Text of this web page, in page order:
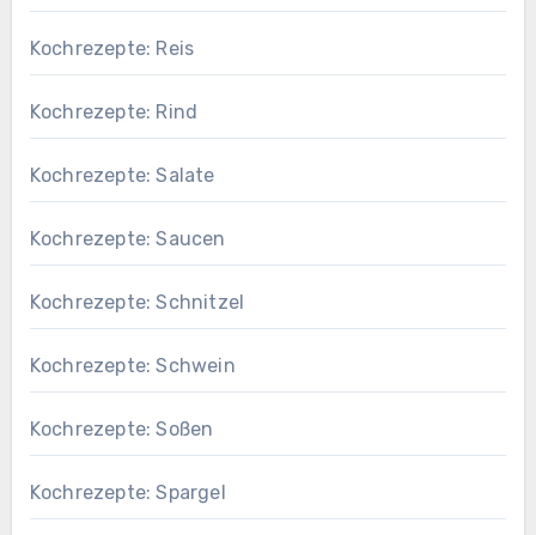
Kochrezepte: Reis
Kochrezepte: Rind
Kochrezepte: Salate
Kochrezepte: Saucen
Kochrezepte: Schnitzel
Kochrezepte: Schwein
Kochrezepte: Soßen
Kochrezepte: Spargel